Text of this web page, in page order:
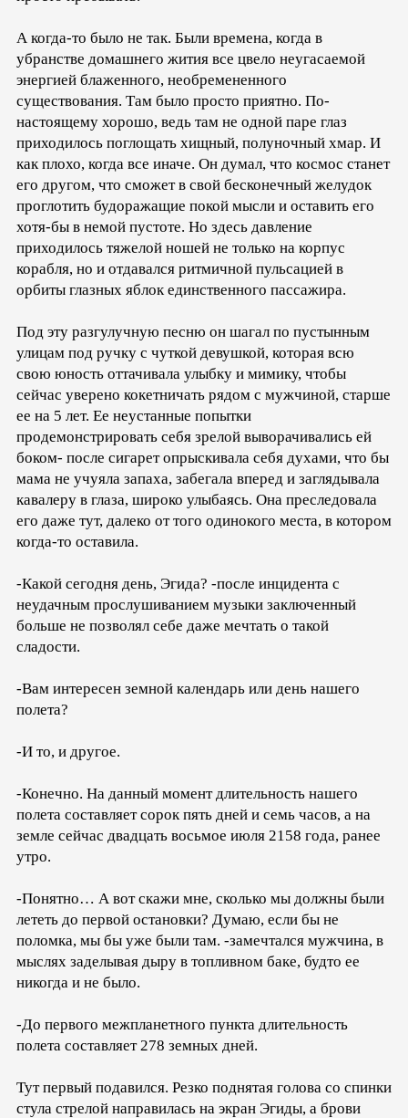
А когда-то было не так. Были времена, когда в
убранстве домашнего жития все цвело неугасаемой
энергией блаженного, необремененного
существования. Там было просто приятно. По-
настоящему хорошо, ведь там не одной паре глаз
приходилось поглощать хищный, полуночный хмар. И
как плохо, когда все иначе. Он думал, что космос станет
его другом, что сможет в свой бесконечный желудок
проглотить будоражащие покой мысли и оставить его
хотя-бы в немой пустоте. Но здесь давление
приходилось тяжелой ношей не только на корпус
корабля, но и отдавался ритмичной пульсацией в
орбиты глазных яблок единственного пассажира.
Под эту разгулучную песню он шагал по пустынным
улицам под ручку с чуткой девушкой, которая всю
свою юность оттачивала улыбку и мимику, чтобы
сейчас уверено кокетничать рядом с мужчиной, старше
ее на 5 лет. Ее неустанные попытки
продемонстрировать себя зрелой выворачивались ей
боком- после сигарет опрыскивала себя духами, что бы
мама не учуяла запаха, забегала вперед и заглядывала
кавалеру в глаза, широко улыбаясь. Она преследовала
его даже тут, далеко от того одинокого места, в котором
когда-то оставила.
-Какой сегодня день, Эгида? -после инцидента с
неудачным прослушиванием музыки заключенный
больше не позволял себе даже мечтать о такой
сладости.
-Вам интересен земной календарь или день нашего
полета?
-И то, и другое.
-Конечно. На данный момент длительность нашего
полета составляет сорок пять дней и семь часов, а на
земле сейчас двадцать восьмое июля 2158 года, ранее
утро.
-Понятно… А вот скажи мне, сколько мы должны были
лететь до первой остановки? Думаю, если бы не
поломка, мы бы уже были там. -замечтался мужчина, в
мыслях заделывая дыру в топливном баке, будто ее
никогда и не было.
-До первого межпланетного пункта длительность
полета составляет 278 земных дней.
Тут первый подавился. Резко поднятая голова со спинки
стула стрелой направилась на экран Эгиды, а брови